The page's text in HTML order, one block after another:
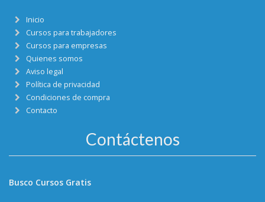
Inicio
Cursos para trabajadores
Cursos para empresas
Quienes somos
Aviso legal
Política de privacidad
Condiciones de compra
Contacto
Contáctenos
Busco Cursos Gratis